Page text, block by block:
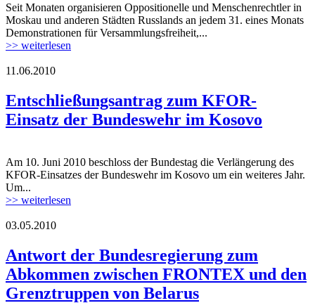
Seit Monaten organisieren Oppositionelle und Menschenrechtler in
Moskau und anderen Städten Russlands an jedem 31. eines Monats
Demonstrationen für Versammlungsfreiheit,...
>> weiterlesen
11.06.2010
Entschließungsantrag zum KFOR-
Einsatz der Bundeswehr im Kosovo
Am 10. Juni 2010 beschloss der Bundestag die Verlängerung des
KFOR-Einsatzes der Bundeswehr im Kosovo um ein weiteres Jahr.
Um...
>> weiterlesen
03.05.2010
Antwort der Bundesregierung zum
Abkommen zwischen FRONTEX und den
Grenztruppen von Belarus